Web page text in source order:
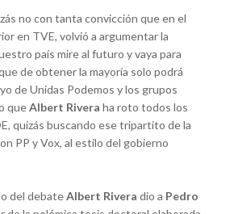
no con tanta convicción que en el
en TVE, volvió a argumentar la
país mire al futuro y vaya para
de obtener la mayoría solo podrá
de Unidas Podemos y los grupos
queAlbert Rivera ha roto todos los
quizás buscando ese tripartito de la
PP y Vox, al estilo del gobierno
del debateAlbert Rivera dio a Pedro